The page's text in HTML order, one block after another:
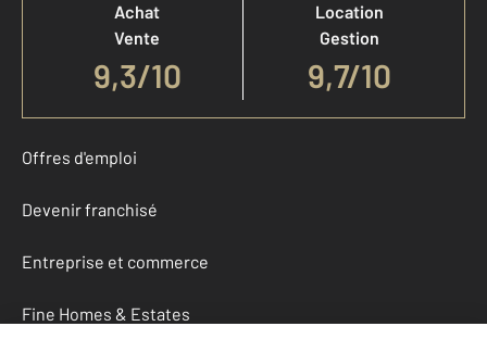
Achat
Vente
9,3/10
Location
Gestion
9,7/10
Offres d'emploi
Devenir franchisé
Entreprise et commerce
Fine Homes & Estates